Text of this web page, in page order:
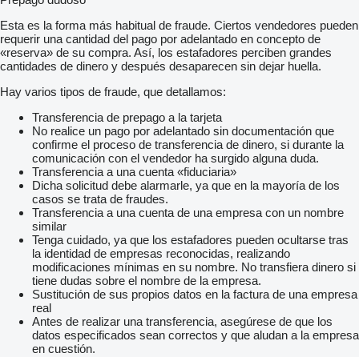
Esta es la forma más habitual de fraude. Ciertos vendedores pueden
requerir una cantidad del pago por adelantado en concepto de
«reserva» de su compra. Así, los estafadores perciben grandes
cantidades de dinero y después desaparecen sin dejar huella.
Hay varios tipos de fraude, que detallamos:
Transferencia de prepago a la tarjeta
No realice un pago por adelantado sin documentación que
confirme el proceso de transferencia de dinero, si durante la
comunicación con el vendedor ha surgido alguna duda.
Transferencia a una cuenta «fiduciaria»
Dicha solicitud debe alarmarle, ya que en la mayoría de los
casos se trata de fraudes.
Transferencia a una cuenta de una empresa con un nombre
similar
Tenga cuidado, ya que los estafadores pueden ocultarse tras
la identidad de empresas reconocidas, realizando
modificaciones mínimas en su nombre. No transfiera dinero si
tiene dudas sobre el nombre de la empresa.
Sustitución de sus propios datos en la factura de una empresa
real
Antes de realizar una transferencia, asegúrese de que los
datos especificados sean correctos y que aludan a la empresa
en cuestión.